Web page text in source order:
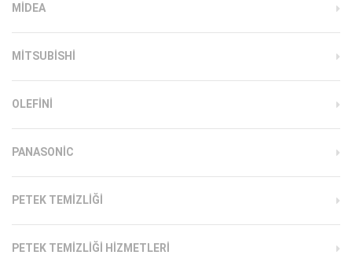
MIDEA
MITSUBISHI
OLEFINI
PANASONIC
PETEK TEMIZLIĞI
PETEK TEMIZLIĞI HIZMETLERI